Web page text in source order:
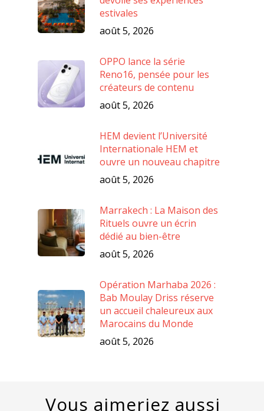
estivales
août 5, 2026
OPPO lance la série
Reno16, pensée pour les
créateurs de contenu
août 5, 2026
HEM devient l’Université
Internationale HEM et
ouvre un nouveau chapitre
août 5, 2026
Marrakech : La Maison des
Rituels ouvre un écrin
dédié au bien-être
août 5, 2026
Opération Marhaba 2026 :
Bab Moulay Driss réserve
un accueil chaleureux aux
Marocains du Monde
août 5, 2026